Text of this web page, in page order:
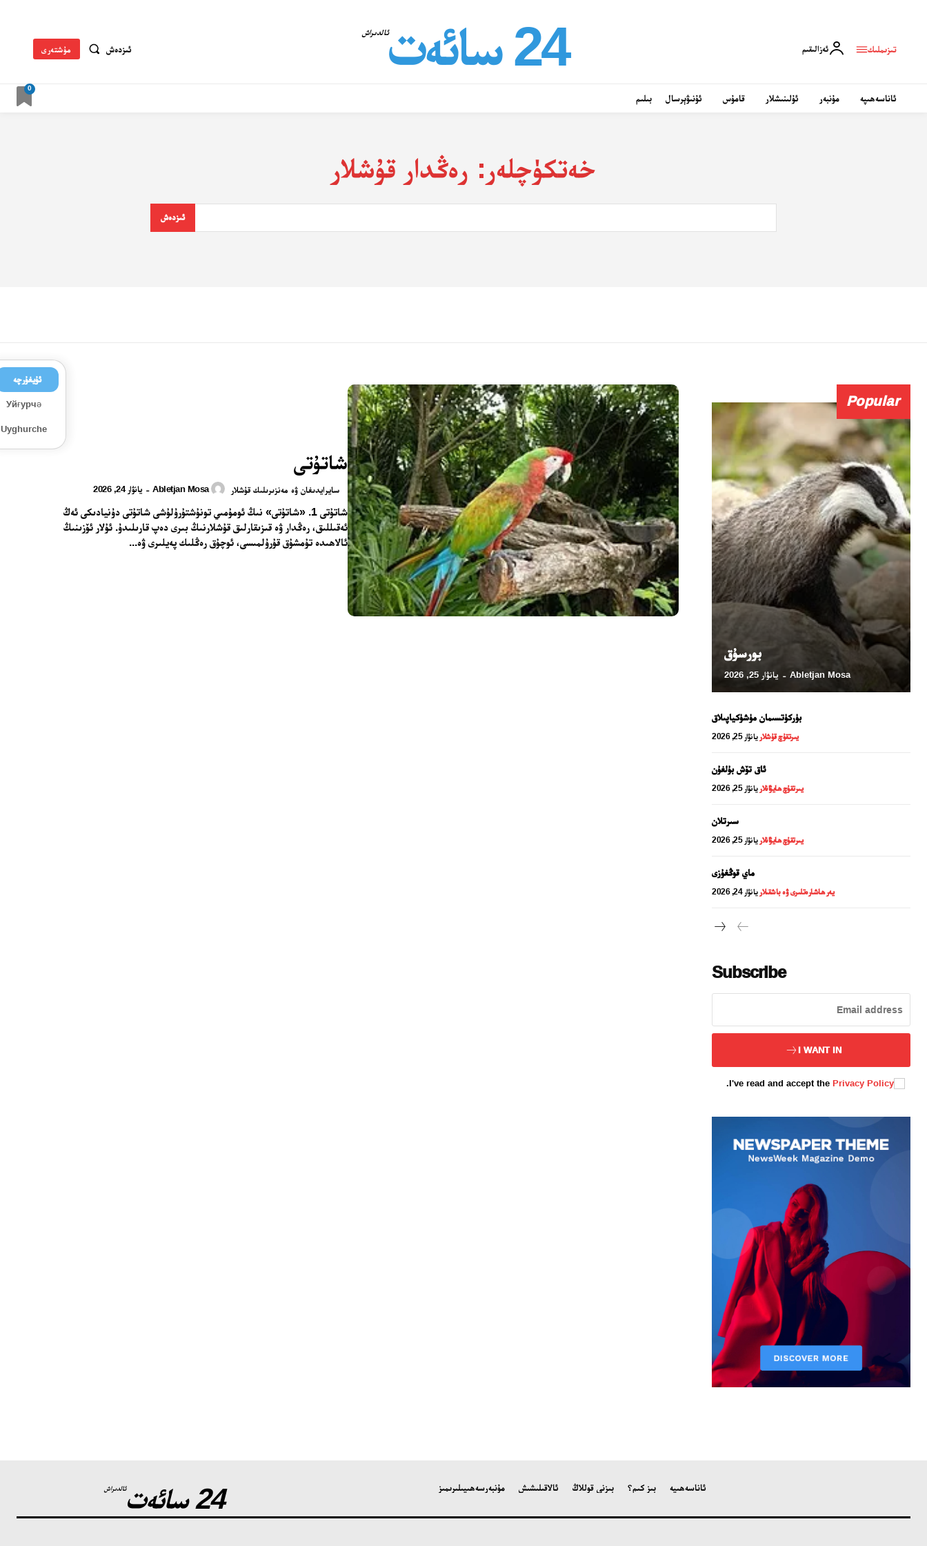
تىزىملىك ئەزالىقىم 24 سائەت ئالدىراش
ئىزدەش مۇشتەرى
ئاناسەھىپە مۇنبەر ئۇلىنىشلار قامۇس ئۇنىۋېرسال بىلىم
0
خەتكۈچلەر: رەڭدار قۇشلار
ئىزدەش
شاتۇتى
سايرايدىغان ۋە مەنزىرىلىك قۇشلار Abletjan Mosa
- يانۋار 24, 2026
شاتۇتى 1. «شاتۇتى» نىڭ ئومۇمىي تونۇشتۇرۇلۇشى شاتۇتى دۇنيادىكى ئەڭ
ئەقىللىق، رەڭدار ۋە قىزىقارلىق قۇشلارنىڭ بىرى دەپ قارىلىدۇ. ئۇلار ئۆزىنىڭ
ئالاھىدە تۇمشۇق قۇرۇلمىسى، ئوچۇق رەڭلىك پەيلىرى ۋە...
Popular
بورسۇق
Abletjan Mosa
- يانۋار 25, 2026
بۈركۈتسىمان مۈشۈكياپىلاق
يىرتقۇچ قۇشلار يانۋار 25, 2026
ئاق تۆش بۇلغۇن
يىرتقۇچ ھايۋانلار يانۋار 25, 2026
سىرتلان
يىرتقۇچ ھايۋانلار يانۋار 25, 2026
ماي قوڭغۇزى
يەر ھاشارەتلىرى ۋە باشقىلار يانۋار 24, 2026
Subscribe
I WANT IN
I've read and accept the Privacy Policy
.
24 سائەت ئالدىراش ئاناسەھىپە بىز كىم؟ بىزنى قوللاڭ ئالاقىلىشىش مۇنبەرسەھىپىلىرىمىز
ئۇيغۇرچە
Уйғурчә
Uyghurche